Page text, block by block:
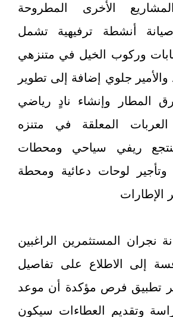
الأخرى المطروحة
أنشطة ترفيهية تشمل
وركوب الخيل في متنزهي
والأمير جلوي إضافة إلى تطوير
المطار وإنشاء نادٍ رياضي
المعلقة في متنزه
ريفي سياحي ومحطات
لوحات دعائية ومحطة
الإطارات
نجران المستثمرين الراغبين
إلى الاطلاع على تفاصيل
تطبيق فرص مؤكدة أن موعد
وتقديم العطاءات سيكون